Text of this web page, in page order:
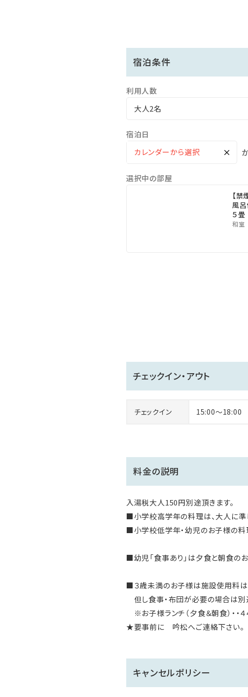
宿泊条件
利用人数
大人2名
宿泊日
×
選択中の部屋
【禁
風呂
５畳
和室
チェックイン・アウト
チェックイン 15:00～18:00
料金の説明
入湯税大人150円別途頂きます。
■小学校高学年の料理は、大人に準
■小学校低学年・幼児のお子様の料
■幼児「食事あり」は夕食と朝食の
■３歳未満のお子様は施設使用料は
但し食事・布団が必要の場合は別
※お子様ランチ（夕食＆朝食）・・
★要事前に 吟松へご連絡下さい。
キャンセルポリシー